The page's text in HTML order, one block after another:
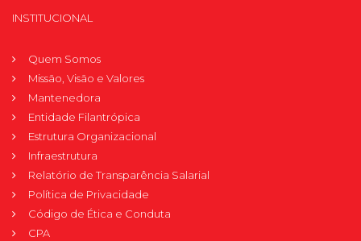
INSTITUCIONAL
Quem Somos
Missão, Visão e Valores
Mantenedora
Entidade Filantrópica
Estrutura Organizacional
Infraestrutura
Relatório de Transparência Salarial
Política de Privacidade
Código de Ética e Conduta
CPA